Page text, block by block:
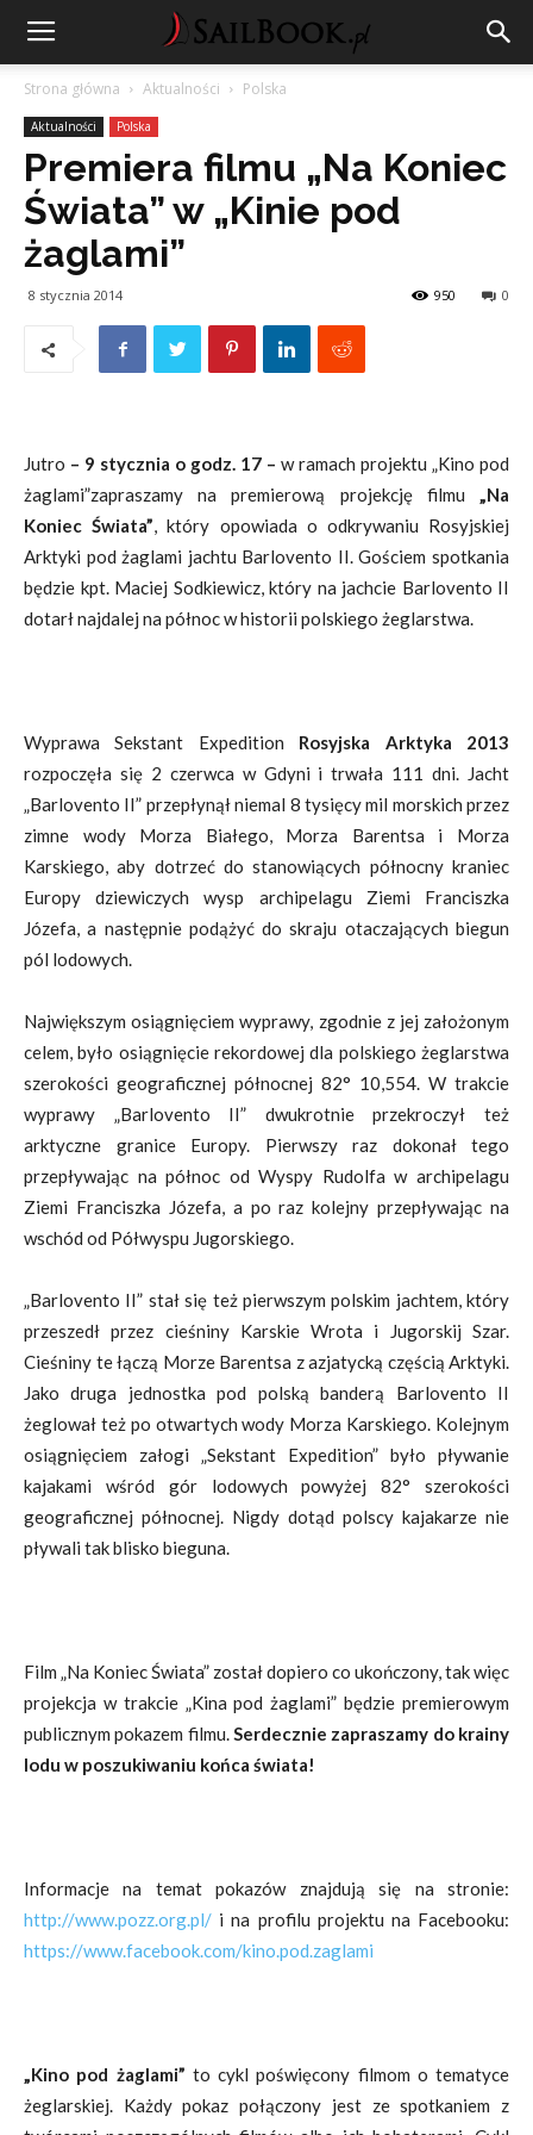
Strona główna Aktualności Polska
Aktualności Polska
Premiera filmu „Na Koniec
Świata” w „Kinie pod
żaglami”
8 stycznia 2014 0
950
Jutro – 9 stycznia o godz. 17 – w ramach projektu „Kino pod
żaglami”zapraszamy na premierową projekcję filmu „Na
Koniec Świata”, który opowiada o odkrywaniu Rosyjskiej
Arktyki pod żaglami jachtu Barlovento II. Gościem spotkania
będzie kpt. Maciej Sodkiewicz, który na jachcie Barlovento II
dotarł najdalej na północ w historii polskiego żeglarstwa.
Wyprawa Sekstant Expedition Rosyjska Arktyka 2013
rozpoczęła się 2 czerwca w Gdyni i trwała 111 dni. Jacht
„Barlovento II” przepłynął niemal 8 tysięcy mil morskich przez
zimne wody Morza Białego, Morza Barentsa i Morza
Karskiego, aby dotrzeć do stanowiących północny kraniec
Europy dziewiczych wysp archipelagu Ziemi Franciszka
Józefa, a następnie podążyć do skraju otaczających biegun
pól lodowych.
Największym osiągnięciem wyprawy, zgodnie z jej założonym
celem, było osiągnięcie rekordowej dla polskiego żeglarstwa
szerokości geograficznej północnej 82° 10,554. W trakcie
wyprawy „Barlovento II” dwukrotnie przekroczył też
arktyczne granice Europy. Pierwszy raz dokonał tego
przepływając na północ od Wyspy Rudolfa w archipelagu
Ziemi Franciszka Józefa, a po raz kolejny przepływając na
wschód od Półwyspu Jugorskiego.
„Barlovento II” stał się też pierwszym polskim jachtem, który
przeszedł przez cieśniny Karskie Wrota i Jugorskij Szar.
Cieśniny te łączą Morze Barentsa z azjatycką częścią Arktyki.
Jako druga jednostka pod polską banderą Barlovento II
żeglował też po otwartych wody Morza Karskiego. Kolejnym
osiągnięciem załogi „Sekstant Expedition” było pływanie
kajakami wśród gór lodowych powyżej 82° szerokości
geograficznej północnej. Nigdy dotąd polscy kajakarze nie
pływali tak blisko bieguna.
Film „Na Koniec Świata” został dopiero co ukończony, tak więc
projekcja w trakcie „Kina pod żaglami” będzie premierowym
publicznym pokazem filmu.Serdecznie zapraszamy do krainy
lodu w poszukiwaniu końca świata!
Informacje na temat pokazów znajdują się na stronie:
http://www.pozz.org.pl/ i na profilu projektu na Facebooku:
https://www.facebook.com/kino.pod.zaglami
„Kino pod żaglami” to cykl poświęcony filmom o tematyce
żeglarskiej. Każdy pokaz połączony jest ze spotkaniem z